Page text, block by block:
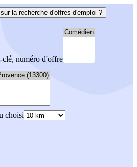
la recherche d'offres d'emploi ?
clé, numéro d'offre
choisi